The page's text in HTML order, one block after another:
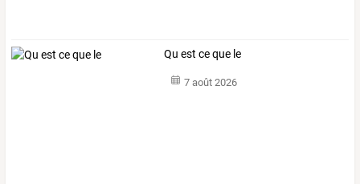
Qu est ce que le
7 août 2026